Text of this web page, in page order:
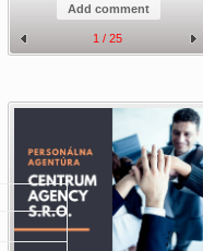
Add comment
1 / 25